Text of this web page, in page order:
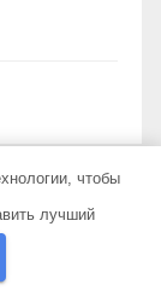
чтобы
лучший